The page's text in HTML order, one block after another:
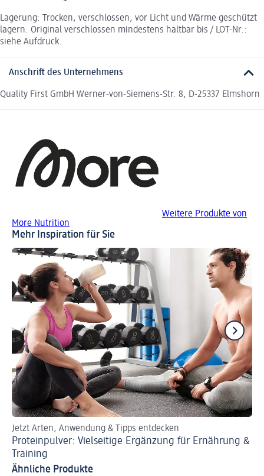
Lagerung: Trocken, verschlossen, vor Licht und Wärme geschützt
lagern. Original verschlossen mindestens haltbar bis / LOT-Nr.:
siehe Aufdruck.
Anschrift des Unternehmens
Quality First GmbH Werner-von-Siemens-Str. 8, D-25337 Elmshorn
Weitere Produkte von
More Nutrition
Mehr Inspiration für Sie
Jetzt Arten, Anwendung & Tipps entdecken
Proteinpulver: Vielseitige Ergänzung für Ernährung &
Training
Ähnliche Produkte